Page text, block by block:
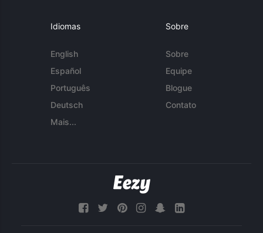
Idiomas
English
Español
Português
Deutsch
Mais...
Sobre
Sobre
Equipe
Blogue
Contato